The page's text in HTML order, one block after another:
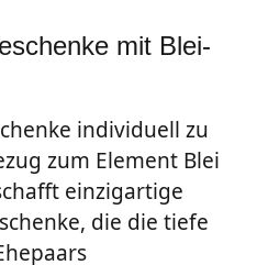
mit Blei-
individuell zu
zum Element Blei
einzigartige
die die tiefe